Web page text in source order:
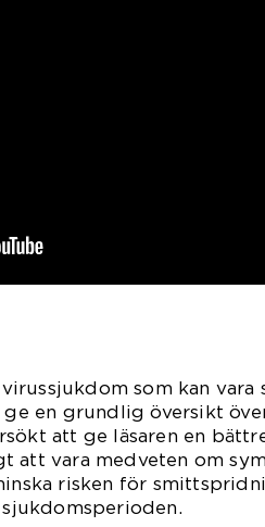
som kan vara
en grundlig översikt
att ge läsaren en
att vara medveten om
risken för